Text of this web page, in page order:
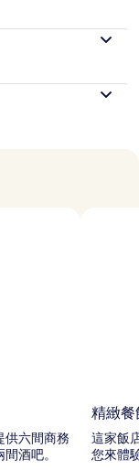
供六間商務
酒吧。
精緻餐
這家飯
您來體